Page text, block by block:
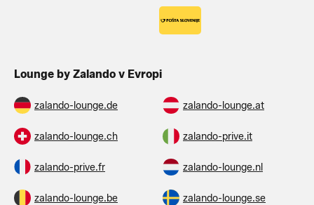
Lounge by Zalando v Evropi
zalando-lounge.de zalando-lounge.at
zalando-lounge.ch zalando-prive.it
zalando-prive.fr zalando-lounge.nl
zalando-lounge.be zalando-lounge.se